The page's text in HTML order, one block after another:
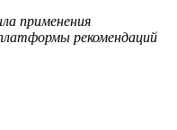
применения
рекомендаций